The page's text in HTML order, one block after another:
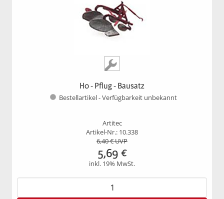
H0 - Pflug - Bausatz
Bestellartikel - Verfügbarkeit unbekannt
Artitec
Artikel-Nr.: 10.338
6,40€ UVP
5,69 €
inkl. 19% MwSt.